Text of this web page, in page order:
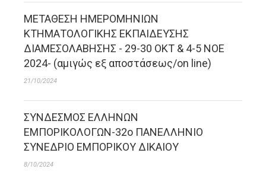
ΜΕΤΑΘΕΣΗ ΗΜΕΡΟΜΗΝΙΩΝ
ΚΤΗΜΑΤΟΛΟΓΙΚΗΣ ΕΚΠΑΙΔΕΥΣΗΣ
ΔΙΑΜΕΣΟΛΑΒΗΣΗΣ - 29-30 OKT & 4-5 NOE
2024- (αμιγώς εξ αποστάσεως/on line)
21/10/2024
ΣΥΝΔΕΣΜΟΣ ΕΛΛΗΝΩΝ
ΕΜΠΟΡΙΚΟΛΟΓΩΝ-32ο ΠΑΝΕΛΛΗΝΙΟ
ΣΥΝΕΔΡΙΟ ΕΜΠΟΡΙΚΟΥ ΔΙΚΑΙΟΥ
8/10/2024